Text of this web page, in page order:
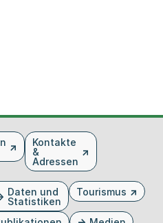
Kontakte
&
Adressen
Daten und
Statistiken
Tourismus